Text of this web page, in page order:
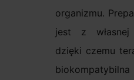
organizmu.
jest z
dzięki czemu